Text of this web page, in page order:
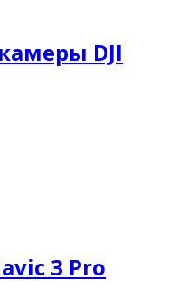
DJI
3 Pro